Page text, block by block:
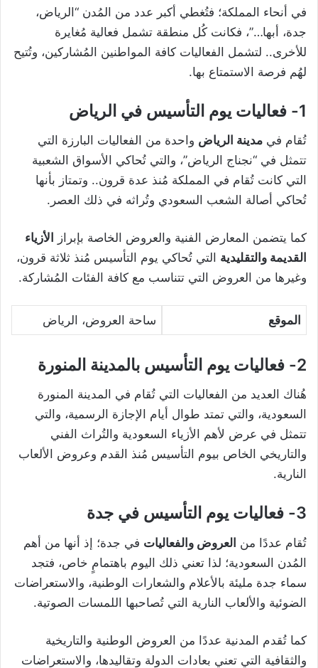
في أنحاء المملكة؛ فتُغطي أكبر عدد من المُدن “الرياض،
جدة، أبها…”، فكانت كُل منطقة تشمل فعالية مُغايرة
للأخرى.. لتشمل الفعاليات كافة المواطنين المُشاركين، وتُتيح
لهُم فرصة الاستمتاع بها.
1- فعاليات يوم التأسيس في الرياض
تُقام في مدينة الرياض واحدة من الفعاليات البارزة التي
تتمثل في “نجناج الرياض”، والتي تُحاكي الأسواق الشعبية
التي كانت تُقام في المملكة مُنذ عدة قرون.. وتمتاز بأنها
تُحاكي أصالة الشعب السعودي وتُراثه في ذلك العصر.
كما يتضمن المعارض الفنية والعروض الخاصة بإبراز
الأزياء
القديمة والتقليدية التي تُحاكي يوم التأسيس مُنذ ثلاثة قرون،
وغيرها من العروض التي تتناسب مع كافة الفئات المُشاركة.
الموقع ساحة العروض، الرياض
2- فعاليات يوم التأسيس بالمدينة المنورة
هُناك العديد من الفعاليات التي تُقام في المدينة المنورة
السعودية، والتي تمتد طوال أيام الإجازة الرسمية، والتي
تتمثل في عرض لأهم الأزياء السعودية والتُراث الفني
والتاريخي الخاص بيوم التأسيس مُنذ القدم وعروض الألعاب
النارية.
3- فعاليات يوم التأسيس في جدة
تُقام عددًا من العروض والفعاليات في جدة؛ إذ أنها من أهم
المُدن السعودية؛ لذا تعني ذلك اليوم باهتمامٍ خاص، فتجد
سماء جدة مليئة بالأعلام والشعارات الوطنية، والاستعراضات
الضوئية والألعاب النارية التي تُصاحبها اللمسات الصوتية.
كما تُقدم المدنية عددًا من العروض الوطنية والتاريخية
والثقافية التي تعني بعادات الدولة وتقاليدها، والاستعراضات